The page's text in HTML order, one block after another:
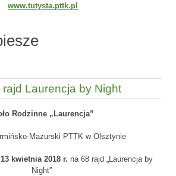
www.tutysta.pttk.pl
Laurencja by Night
Rodzinne „Laurencja”
Mazurski PTTK w Olsztynie
13 kwietnia 2018 r. na 68 rajd „Laurencja by
Night”